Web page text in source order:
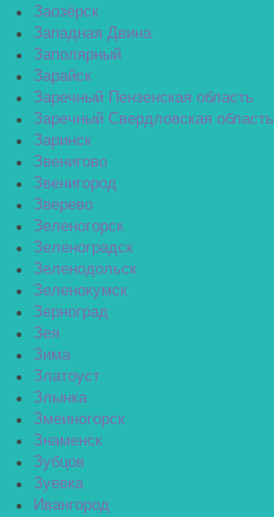
Заозёрск
Западная Двина
Заполярный
Зарайск
Заречный Пензенская область
Заречный Свердловская область
Заринск
Звенигово
Звенигород
Зверево
Зеленогорск
Зеленоградск
Зеленодольск
Зеленокумск
Зерноград
Зея
Зима
Златоуст
Злынка
Змеиногорск
Знаменск
Зубцов
Зуевка
Ивангород